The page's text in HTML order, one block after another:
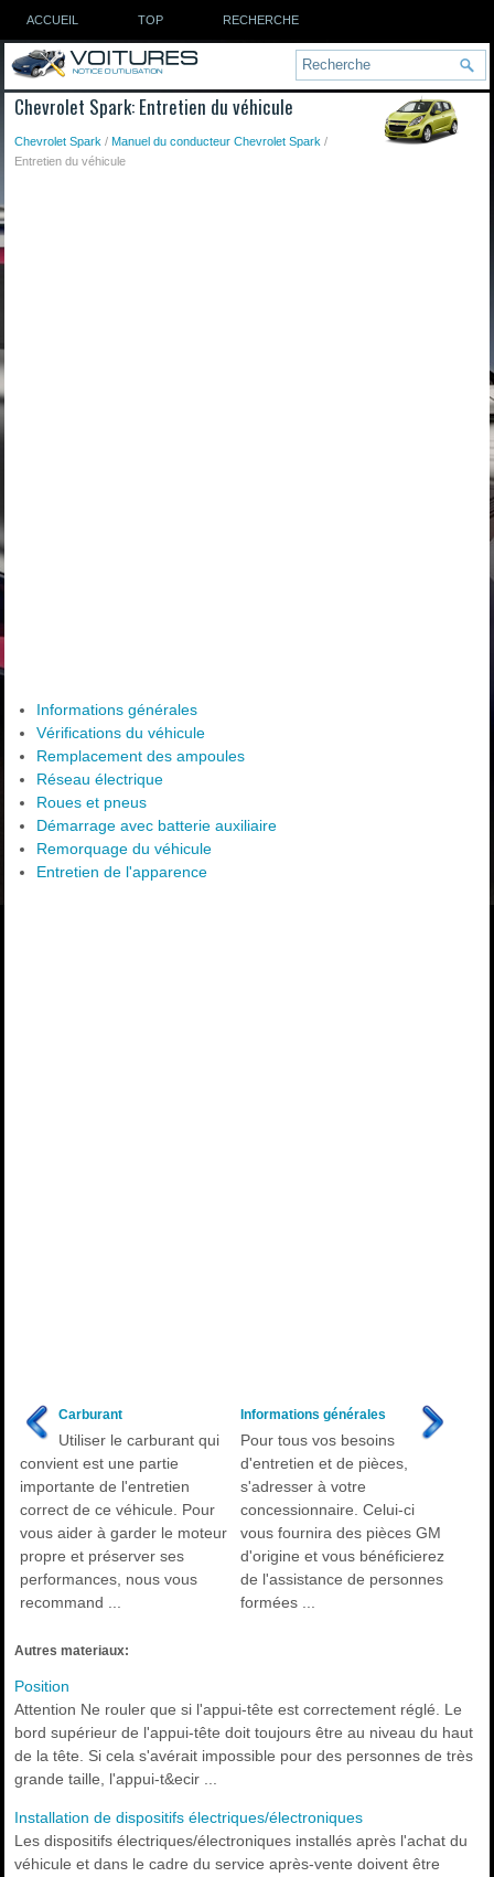
ACCUEIL TOP RECHERCHE
Chevrolet Spark: Entretien du véhicule
Chevrolet Spark /Manuel du conducteur Chevrolet Spark /
Entretien du véhicule
Informations générales
Vérifications du véhicule
Remplacement des ampoules
Réseau électrique
Roues et pneus
Démarrage avec batterie auxiliaire
Remorquage du véhicule
Entretien de l'apparence
Carburant
Utiliser le carburant qui
convient est une partie
importante de l'entretien
correct de ce véhicule. Pour
vous aider à garder le moteur
propre et préserver ses
performances, nous vous
recommand ...
Informations générales
Pour tous vos besoins
d'entretien et de pièces,
s'adresser à votre
concessionnaire. Celui-ci
vous fournira des pièces GM
d'origine et vous bénéficierez
de l'assistance de personnes
formées ...
Autres materiaux:
Position
Attention Ne rouler que si l'appui-tête est correctement réglé. Le
bord supérieur de l'appui-tête doit toujours être au niveau du haut
de la tête. Si cela s'avérait impossible pour des personnes de très
grande taille, l'appui-t&ecir ...
Installation de dispositifs électriques/électroniques
Les dispositifs électriques/électroniques installés après l'achat du
véhicule et dans le cadre du service après-vente doivent être